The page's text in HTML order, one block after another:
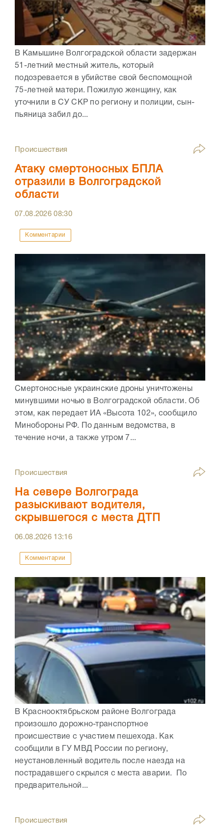
В Камышине Волгоградской области задержан
51-летний местный житель, который
подозревается в убийстве свой беспомощной
75-летней матери. Пожилую женщину, как
уточнили в СУ СКР по региону и полиции, сын-
пьяница забил до...
Происшествия
Атаку смертоносных БПЛА
отразили в Волгоградской
области
07.08.202608:30
Комментарии
Смертоносные украинские дроны уничтожены
минувшими ночью в Волгоградской области. Об
этом, как передает ИА «Высота 102», сообщило
Минобороны РФ. По данным ведомства, в
течение ночи, а также утром 7...
Происшествия
На севере Волгограда
разыскивают водителя,
скрывшегося с места ДТП
06.08.2026 13:16
Комментарии
В Краснооктябрьском районе Волгограда
произошло дорожно-транспортное
происшествие с участием пешехода. Как
сообщили в ГУ МВД России по региону,
неустановленный водитель после наезда на
пострадавшего скрылся с места аварии. По
предварительной...
Происшествия